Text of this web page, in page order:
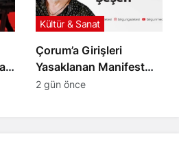
Çorum’a Girişleri
Yasaklanan Manifest
Grubu Londra Yolcusu
Kültür & Sanat
2 gün önce